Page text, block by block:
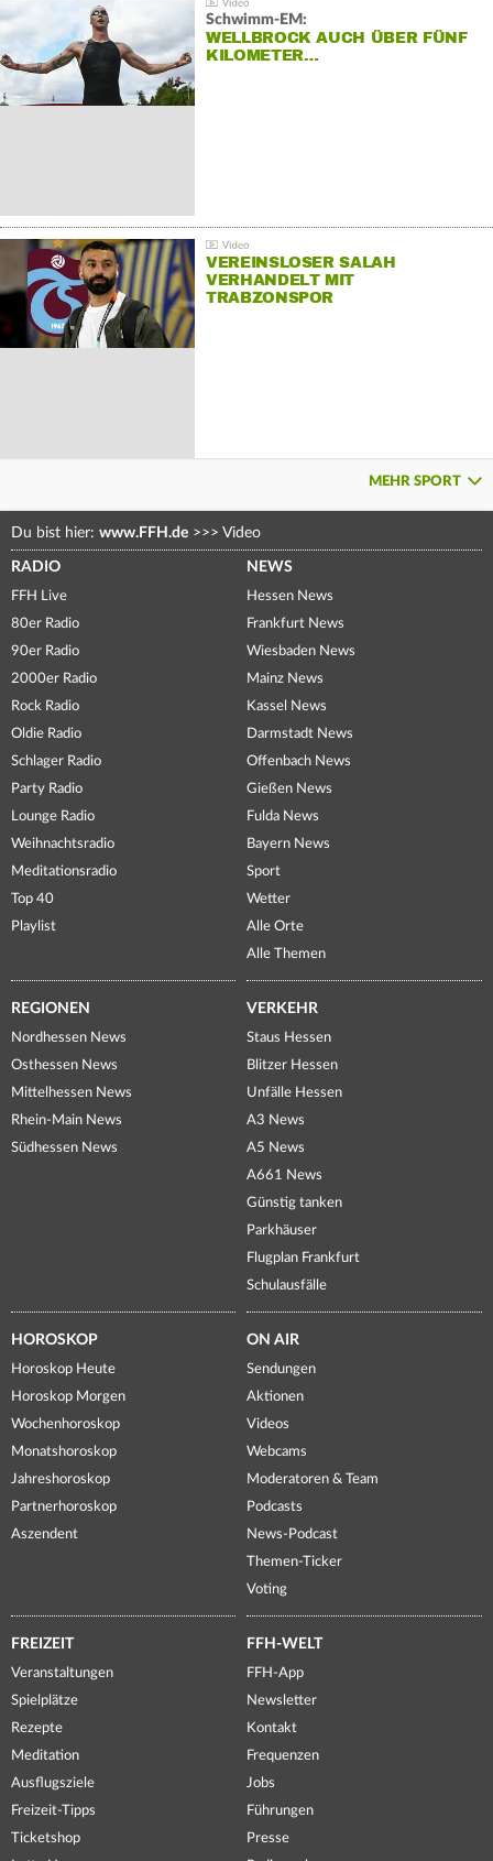
Schwimm-EM:
WELLBROCK AUCH ÜBER FÜNF
KILOMETER…
VEREINSLOSER SALAH
VERHANDELT MIT
TRABZONSPOR
MEHR SPORT
Du bist hier: www.FFH.de >>> Video
RADIO
FFH Live
80er Radio
90er Radio
2000er Radio
Rock Radio
Oldie Radio
Schlager Radio
Party Radio
Lounge Radio
Weihnachtsradio
Meditationsradio
Top 40
Playlist
NEWS
Hessen News
Frankfurt News
Wiesbaden News
Mainz News
Kassel News
Darmstadt News
Offenbach News
Gießen News
Fulda News
Bayern News
Sport
Wetter
Alle Orte
Alle Themen
REGIONEN
Nordhessen News
Osthessen News
Mittelhessen News
Rhein-Main News
Südhessen News
VERKEHR
Staus Hessen
Blitzer Hessen
Unfälle Hessen
A3 News
A5 News
A661 News
Günstig tanken
Parkhäuser
Flugplan Frankfurt
Schulausfälle
HOROSKOP
Horoskop Heute
Horoskop Morgen
Wochenhoroskop
Monatshoroskop
Jahreshoroskop
Partnerhoroskop
Aszendent
ON AIR
Sendungen
Aktionen
Videos
Webcams
Moderatoren & Team
Podcasts
News-Podcast
Themen-Ticker
Voting
FREIZEIT
Veranstaltungen
Spielplätze
Rezepte
Meditation
Ausflugsziele
Freizeit-Tipps
Ticketshop
FFH-WELT
FFH-App
Newsletter
Kontakt
Frequenzen
Jobs
Führungen
Presse